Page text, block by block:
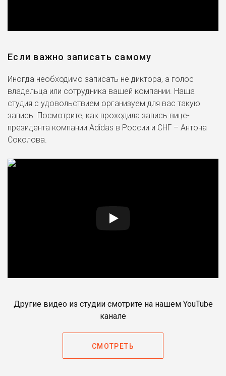
Если важно записать самому
Иногда необходимо записать не диктора, а голос
владельца или сотрудника вашей компании. Наша
студия с удовольствием организуем для вас такую
запись. Посмотрите, как проходила запись вице-
президента компании Adidas в России и СНГ – Антона
Соколова.
Другие видео из студии смотрите на нашем YouTube
канале
СМОТРЕТЬ